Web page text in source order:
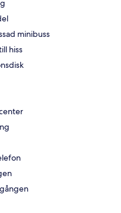
minibuss
hiss